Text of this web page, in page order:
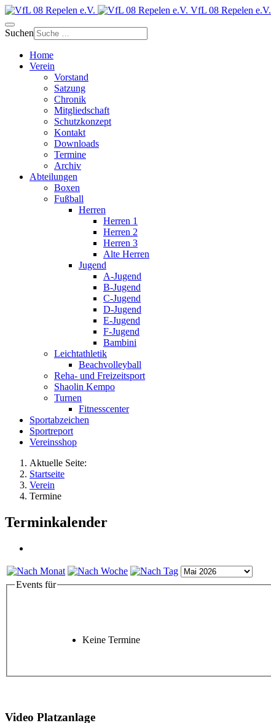
VfL 08 Repelen e.V.
Suchen
Home
Verein
Vorstand
Satzung
Chronik
Mitgliedschaft
Schutzkonzept
Kontakt
Downloads
Termine
Archiv
Abteilungen
Boxen
Fußball
Herren
Herren 1
Herren 2
Herren 3
Alte Herren
Jugend
A-Jugend
B-Jugend
C-Jugend
D-Jugend
E-Jugend
F-Jugend
Bambini
Leichtathletik
Beachvolleyball
Reha- und Freizeitsport
Shaolin Kempo
Turnen
Fitnesscenter
Sportabzeichen
Sportreport
Vereinsshop
Aktuelle Seite:
Startseite
Verein
Termine
Terminkalender
Events für
Keine Termine
Video Platzanlage